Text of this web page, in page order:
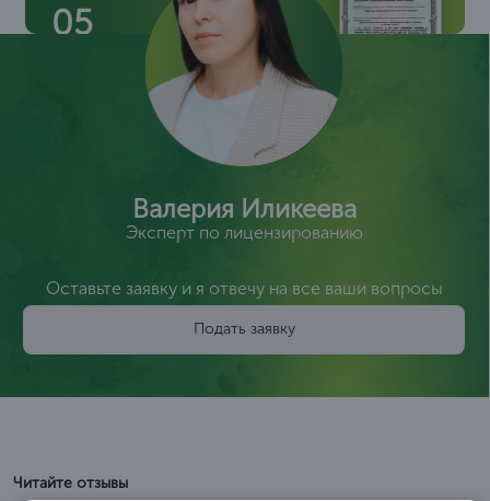
05
Валерия Иликеева
Эксперт по лицензированию
Оставьте заявку и я отвечу на все ваши вопросы
Подать заявку
Читайте отзывы